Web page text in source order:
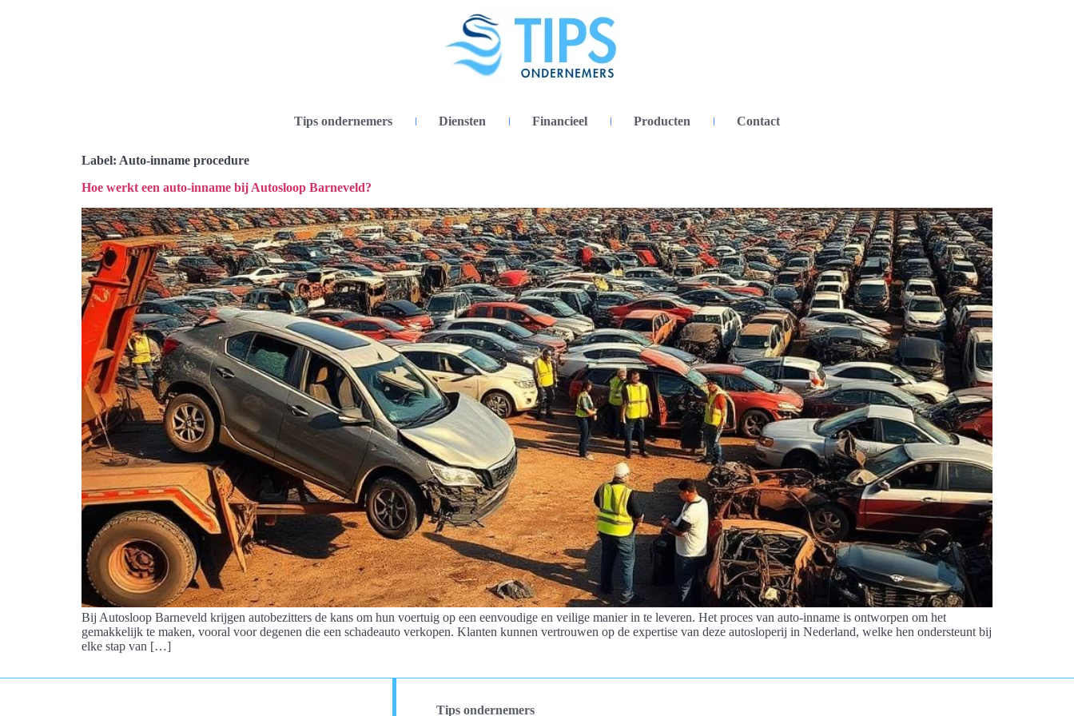
Tips ondernemers Diensten Financieel Producten Contact
Label: Auto-inname procedure
Hoe werkt een auto-inname bij Autosloop Barneveld?
Bij Autosloop Barneveld krijgen autobezitters de kans om hun voertuig op een eenvoudige en veilige manier in te leveren. Het proces van auto-inname is ontworpen om het
gemakkelijk te maken, vooral voor degenen die een schadeauto verkopen. Klanten kunnen vertrouwen op de expertise van deze autosloperij in Nederland, welke hen ondersteunt bij
elke stap van […]
Tips ondernemers